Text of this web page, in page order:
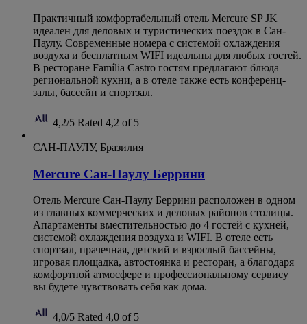
Практичный комфортабельный отель Mercure SP JK
идеален для деловых и туристических поездок в Сан-
Паулу. Современные номера с системой охлаждения
воздуха и бесплатным WIFI идеальны для любых гостей.
В ресторане Família Castro гостям предлагают блюда
региональной кухни, а в отеле также есть конференц-
залы, бассейн и спортзал.
4,2/5 Rated 4,2 of 5
САН-ПАУЛУ, Бразилия
Mercure Сан-Паулу Беррини
Отель Mercure Сан-Паулу Беррини расположен в одном
из главных коммерческих и деловых районов столицы.
Апартаменты вместительностью до 4 гостей с кухней,
системой охлаждения воздуха и WIFI. В отеле есть
спортзал, прачечная, детский и взрослый бассейны,
игровая площадка, автостоянка и ресторан, а благодаря
комфортной атмосфере и профессиональному сервису
вы будете чувствовать себя как дома.
4,0/5 Rated 4,0 of 5